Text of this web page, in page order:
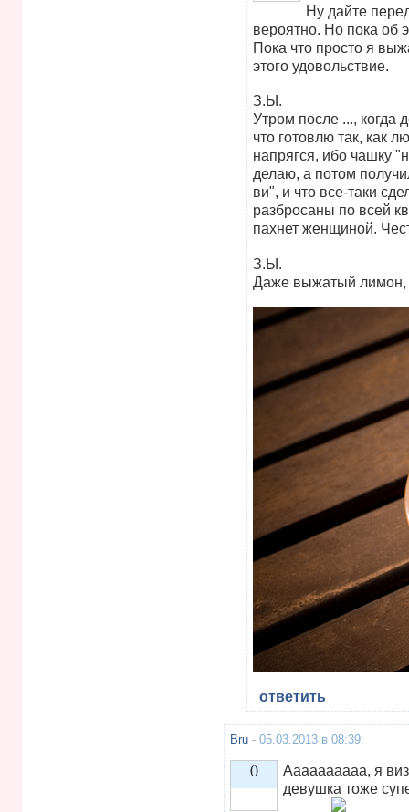
Ну дайте
вероятно. Но пока об
Пока что просто я
этого удовольствие.
З.Ы.
Утром после ..., когда
что готовлю так, как
напрягся, ибо чашку
делаю, а потом
ви", и что все-таки
разбросаны по всей
пахнет женщиной.
З.Ы.
Даже выжатый лимон,
ответить
Bru - 05.03.2013 в 08:39:
0
Аааааааааа, я
девушка тоже